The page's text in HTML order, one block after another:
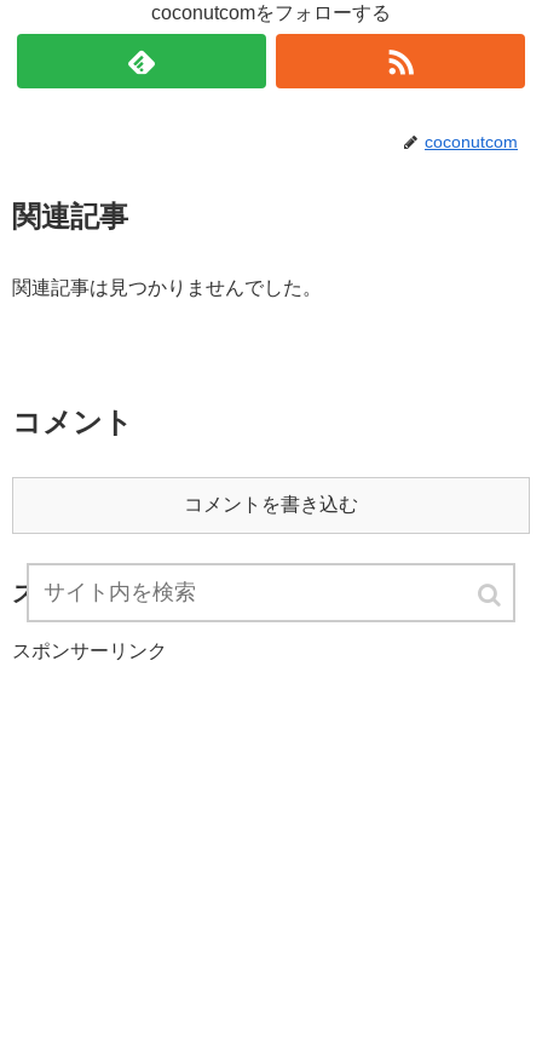
coconutcomをフォローする
coconutcom
関連記事
関連記事は見つかりませんでした。
コメント
コメントを書き込む
スポンサーリンク
スポンサーリンク